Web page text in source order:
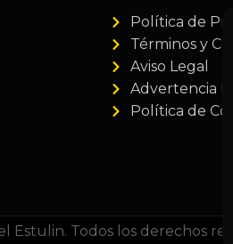
Política de
Términos y
Aviso Legal
Advertencia
Política de
Estulin. Todos los derechos